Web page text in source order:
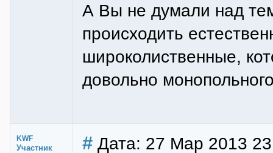
А Вы не думали над
происходить
широколиственные,
довольно
KWF
Участник
# Дата: 27 Мар 2013